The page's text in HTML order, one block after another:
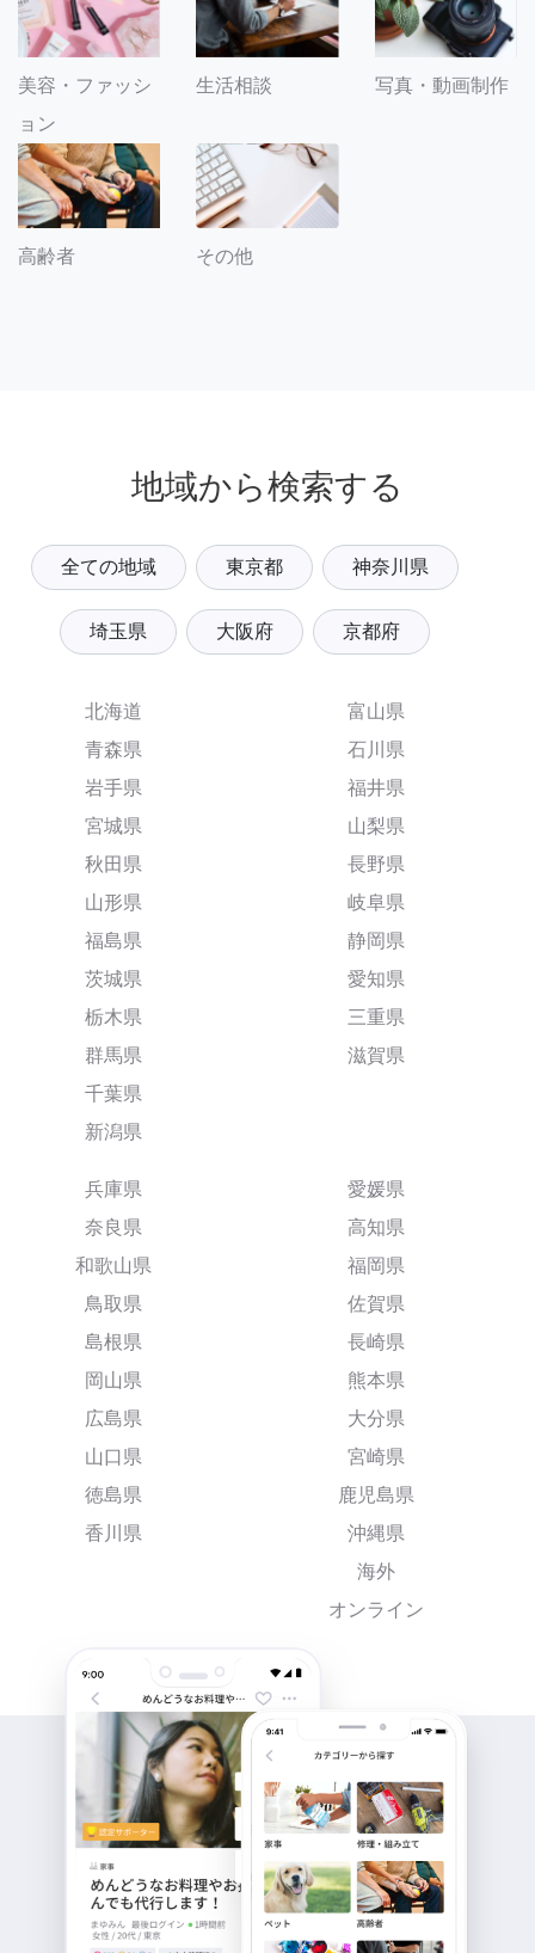
美容・ファッシ
ョン
生活相談 写真・動画制作
高齢者 その他
地域から検索する
全ての地域 東京都 神奈川県
埼玉県 大阪府 京都府
北海道
青森県
岩手県
宮城県
秋田県
山形県
福島県
茨城県
栃木県
群馬県
千葉県
新潟県
富山県
石川県
福井県
山梨県
長野県
岐阜県
静岡県
愛知県
三重県
滋賀県
兵庫県
奈良県
和歌山県
鳥取県
島根県
岡山県
広島県
山口県
徳島県
香川県
愛媛県
高知県
福岡県
佐賀県
長崎県
熊本県
大分県
宮崎県
鹿児島県
沖縄県
海外
オンライン